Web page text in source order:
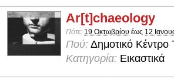
Ar[t]chaeology
Πότε: 19 Οκτωβρίου έως 12
Πού: Δημοτικό
Κατηγορία: Εικαστικά